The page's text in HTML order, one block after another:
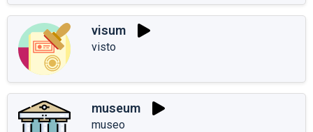
visum
visto
museum
museo